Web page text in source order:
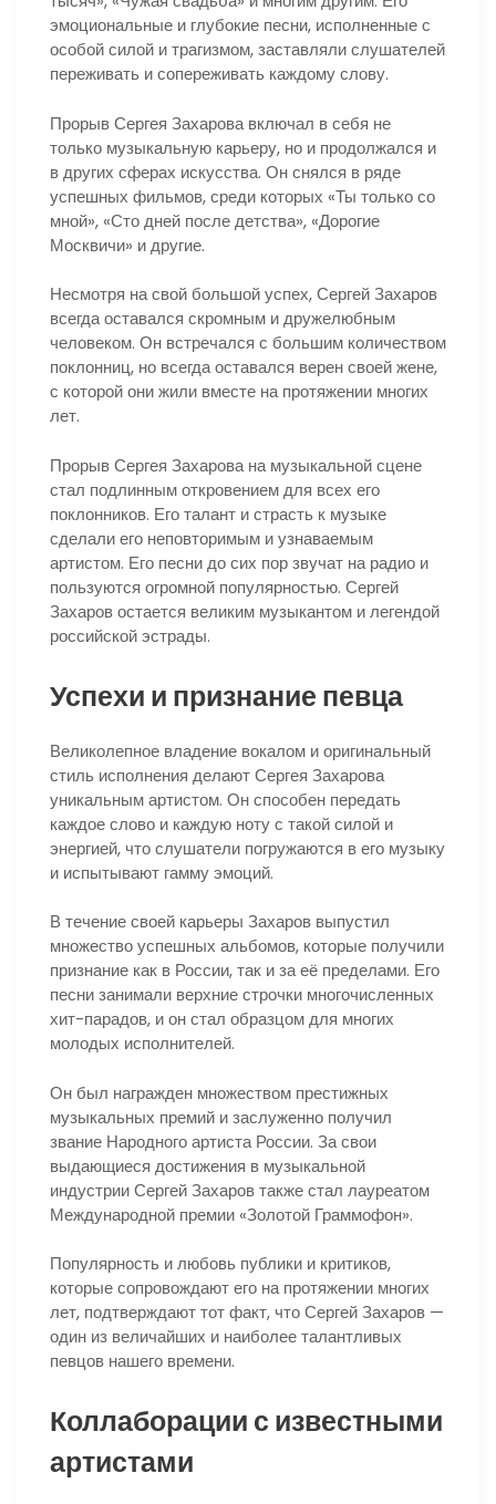
эмоциональные и глубокие песни, исполненные с
особой силой и трагизмом, заставляли слушателей
переживать и сопереживать каждому слову.
Прорыв Сергея Захарова включал в себя не
только музыкальную карьеру, но и продолжался и
в других сферах искусства. Он снялся в ряде
успешных фильмов, среди которых «Ты только со
мной», «Сто дней после детства», «Дорогие
Москвичи» и другие.
Несмотря на свой большой успех, Сергей Захаров
всегда оставался скромным и дружелюбным
человеком. Он встречался с большим количеством
поклонниц, но всегда оставался верен своей жене,
с которой они жили вместе на протяжении многих
лет.
Прорыв Сергея Захарова на музыкальной сцене
стал подлинным откровением для всех его
поклонников. Его талант и страсть к музыке
сделали его неповторимым и узнаваемым
артистом. Его песни до сих пор звучат на радио и
пользуются огромной популярностью. Сергей
Захаров остается великим музыкантом и легендой
российской эстрады.
Успехи и признание певца
Великолепное владение вокалом и оригинальный
стиль исполнения делают Сергея Захарова
уникальным артистом. Он способен передать
каждое слово и каждую ноту с такой силой и
энергией, что слушатели погружаются в его музыку
и испытывают гамму эмоций.
В течение своей карьеры Захаров выпустил
множество успешных альбомов, которые получили
признание как в России, так и за её пределами. Его
песни занимали верхние строчки многочисленных
хит-парадов, и он стал образцом для многих
молодых исполнителей.
Он был награжден множеством престижных
музыкальных премий и заслуженно получил
звание Народного артиста России. За свои
выдающиеся достижения в музыкальной
индустрии Сергей Захаров также стал лауреатом
Международной премии «Золотой Граммофон».
Популярность и любовь публики и критиков,
которые сопровождают его на протяжении многих
лет, подтверждают тот факт, что Сергей Захаров —
один из величайших и наиболее талантливых
певцов нашего времени.
Коллаборации с известными
артистами